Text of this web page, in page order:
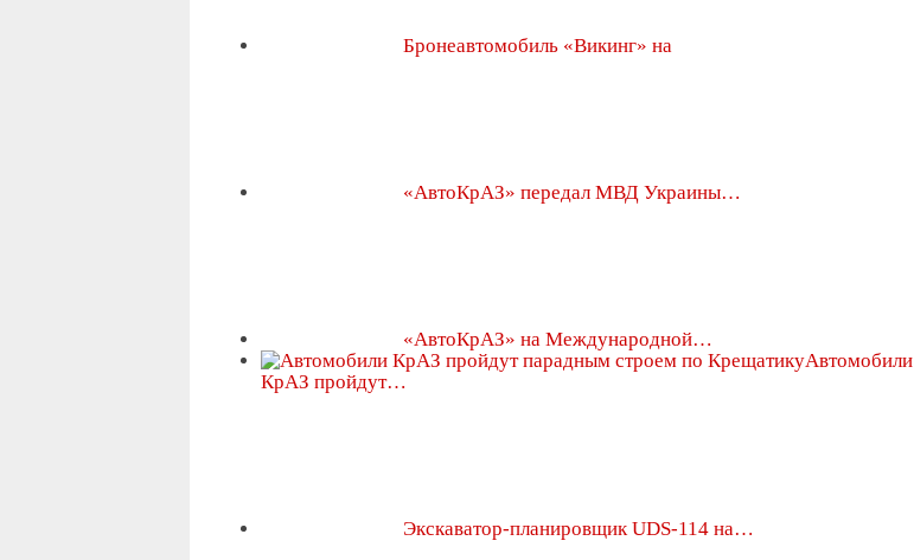
Бронеавтомобиль «Викинг» на
«АвтоКрАЗ» передал МВД Украины…
«АвтоКрАЗ» на Международной…
Автомобили
КрАЗ пройдут…
Экскаватор-планировщик UDS-114 на…